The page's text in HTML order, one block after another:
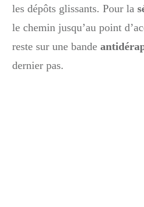
les dépôts glissants. Pour la
le chemin jusqu’au point
reste sur une bande
dernier pas.